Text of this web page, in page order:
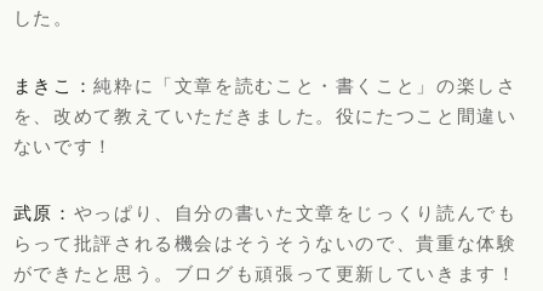
した。
まきこ：純粋に「文章を読むこと・書くこと」の楽しさ
を、改めて教えていただきました。役にたつこと間違い
ないです！
武原： やっぱり、自分の書いた文章をじっくり読んでも
らって批評される機会はそうそうないので、貴重な体験
ができたと思う。ブログも頑張って更新していきます！